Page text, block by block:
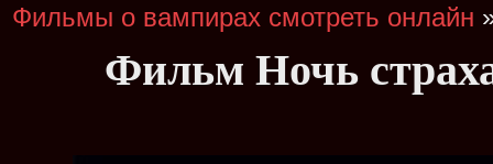
Фильмы о вампирах смотреть онлайн
Фильм Ночь